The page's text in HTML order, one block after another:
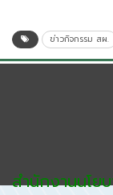
ข่าวกิจกรรม สผ.
สำนักงานนโย